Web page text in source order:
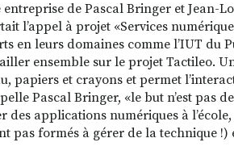
entreprise de Pascal Bringer et Jean-
l’appel à projet «Services
en leurs domaines comme l’IUT du
ensemble sur le projet Tactileo.
papiers et crayons et permet
Pascal Bringer, «le but n’est pas
des applications numériques à
pas formés à gérer de la technique